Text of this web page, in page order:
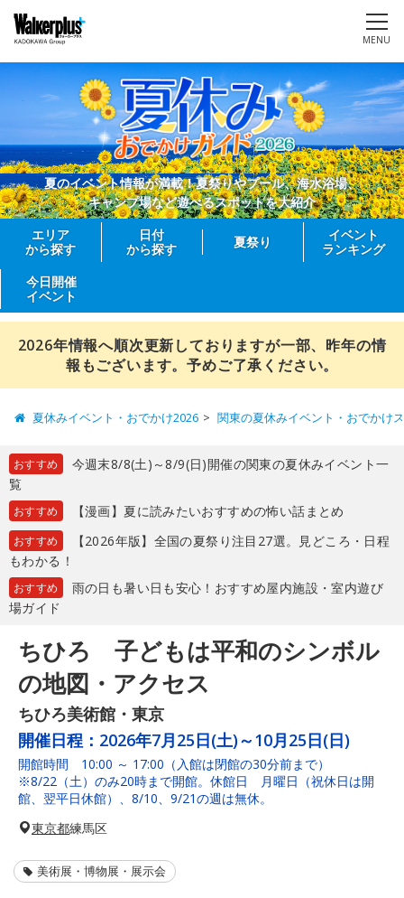
MENU
夏のイベント情報が満載！夏祭りやプール、海水浴場、
キャンプ場など遊べるスポットを大紹介
エリア
から探す
日付
から探す
夏祭り
イベント
ランキング
今日開催
イベント
2026年情報へ順次更新しておりますが一部、昨年の情
報もございます。予めご了承ください。
夏休みイベント・おでかけ2026 関東の夏休みイベント・おでかけ
おすすめ
今週末8/8(土)～8/9(日)開催の関東の夏休みイベント一
覧
おすすめ 【漫画】夏に読みたいおすすめの怖い話まとめ
おすすめ
【2026年版】全国の夏祭り注目27選。見どころ・日程
もわかる！
おすすめ
雨の日も暑い日も安心！おすすめ屋内施設・室内遊び
場ガイド
ちひろ 子どもは平和のシンボル
の地図・アクセス
ちひろ美術館・東京
開催日程： 2026年7月25日(土)～10月25日(日)
開館時間 10:00 ～ 17:00（入館は閉館の30分前まで）
※8/22（土）のみ20時まで開館。休館日 月曜日（祝休日は開
館、翌平日休館）、8/10、9/21の週は無休。
東京都練馬区
美術展・博物展・展示会